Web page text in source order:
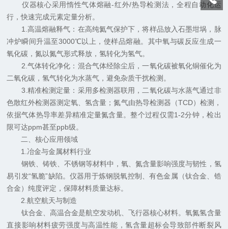
仪器核心采用惰性气体熔融-红外/热导检测法，全程自动化运
行，快速完成元素定量分析。
1.高温熔融释气：在高纯氦气保护下，将样品放入石墨坩埚，脉
冲炉瞬间升温至3000℃以上，使样品熔融。其中氧与碳反应生成一
氧化碳，氮以氮气形式释放，氢转化为氢气。
2.气体转化净化：混合气体经除尘后，一氧化碳被氧化铜催化为
二氧化碳，氢气转化为水蒸气，避免杂质干扰检测。
3.精准检测定量：采用多检测器联用，二氧化碳与水蒸气通过非
色散红外检测器测定氧、氢含量；氮气由热导检测器（TCD）检测，
依据气体热导率差异精准定量氮含量。整个过程仅需1-2分钟，检出
限可达ppm甚至ppb级。
二、核心应用领域
1.冶金与金属材料行业
钢铁、铸铁、不锈钢等材料中，氧、氮含量影响强度与韧性，氢
易引发“氢脆”缺陷。仪器用于炼钢脱氧控制、有色金属（钛合金、锆
合金）纯度评定，保障材料质量达标。
2.航空航天与制造
钛合金、高温合金是航空发动机、飞行器核心材料。氧氮氢含量
直接影响材料疲劳强度与高温性能，氢含量超标会导致部件断裂风